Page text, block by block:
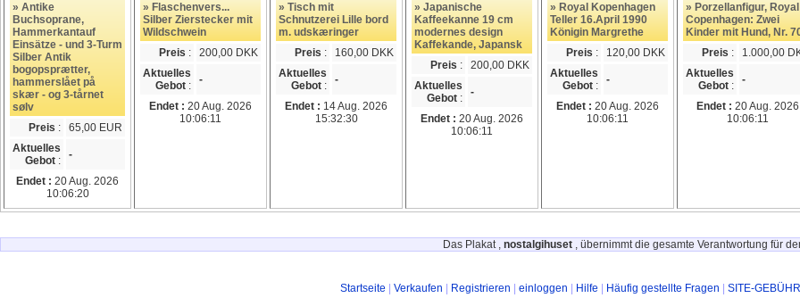
» Antike
Buchsoprane,
Hammerkantauf
Einsätze - und 3-Turm
Silber Antik
bogopsprætter,
hammerslået på
skær - og 3-tårnet
sølv
Preis :
65,00 EUR
Aktuelles
Gebot : -
Endet : 20 Aug. 2026
10:06:20
» Flaschenvers...
Silber Zierstecker mit
Wildschwein
Preis :
200,00 DKK
Aktuelles
Gebot : -
Endet : 20 Aug. 2026
10:06:11
» Tisch mit
Schnutzerei Lille bord
m. udskæringer
Preis :
160,00 DKK
Aktuelles
Gebot : -
Endet : 14 Aug. 2026
15:32:30
» Japanische
Kaffeekanne 19 cm
modernes design
Kaffekande, Japansk
Preis :
200,00 DKK
Aktuelles
Gebot : -
Endet : 20 Aug. 2026
10:06:11
» Royal Kopenhagen
Teller 16.April 1990
Königin Margrethe
Preis :
120,00 DKK
Aktuelles
Gebot : -
Endet : 20 Aug. 2026
10:06:11
» Porzellanfigur, Royal
Copenhagen: Zwei
Kinder mit Hund, Nr.
Preis :
1.000,00
Aktuelles
Gebot : -
Endet : 20 Aug. 2026
10:06:11
Das Plakat , nostalgihuset , übernimmt die gesamte Verantwortung für
Startseite Verkaufen Registrieren einloggen Hilfe Häufig gestellte Fragen SITE-